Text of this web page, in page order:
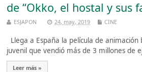
de “Okko, el hostal y sus
ESJAPON 24, may, 2019 CINE
Llega a España la película de animación
juvenil que vendió más de 3 millones de
Leer más »